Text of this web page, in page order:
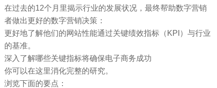
在过去的12个月里揭示行业的发展状况，最终帮助数字营销
者做出更好的数字营销决策：
更好地了解他们的网站性能通过关键绩效指标（KPI）与行业
的基准。
深入了解哪些关键指标将确保电子商务成功
你可以在这里消化完整的研究。
浏览下面的要点：